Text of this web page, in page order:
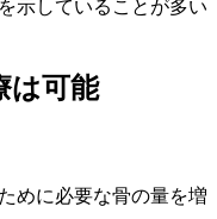
示していることが多い
は可能
めに必要な骨の量を増